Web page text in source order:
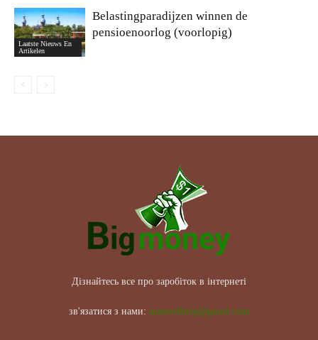
Laatste Nieuws En
Artikelen
Belastingparadijzen winnen de
pensioenoorlog (voorlopig)
Дізнайтесь все про заробіток в інтернеті
зв'язатися з нами: maxwelhelp@gmail.com